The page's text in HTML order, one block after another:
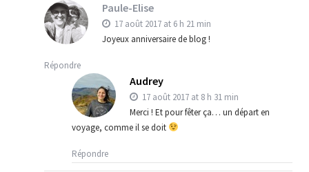
Paule-Elise
17 août 2017 at 6 h 21 min
Joyeux anniversaire de blog !
Répondre
Audrey
17 août 2017 at 8 h 31 min
Merci ! Et pour fêter ça… un départ en
voyage, comme il se doit
Répondre